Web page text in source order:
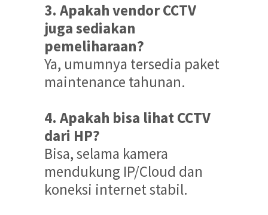
3. Apakah vendor CCTV
juga sediakan
pemeliharaan?
Ya, umumnya tersedia paket
maintenance tahunan.
4. Apakah bisa lihat CCTV
dari HP?
Bisa, selama kamera
mendukung IP/Cloud dan
koneksi internet stabil.